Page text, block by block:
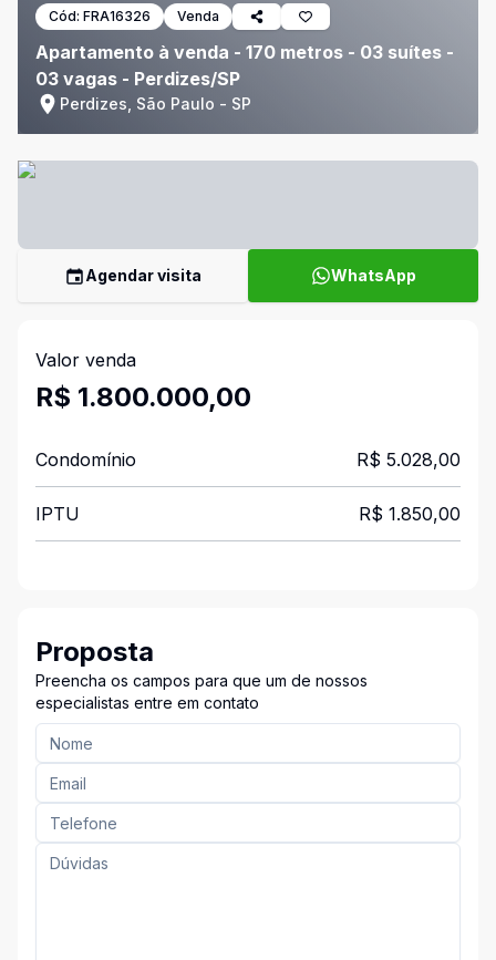
Cód: FRA16326 Venda
Apartamento à venda - 170 metros - 03 suítes -
03 vagas - Perdizes/SP
Perdizes, São Paulo - SP
Agendar visita WhatsApp
Valor venda
R$ 1.800.000,00
Condomínio R$ 5.028,00
IPTU R$ 1.850,00
Proposta
Preencha os campos para que um de nossos
especialistas entre em contato